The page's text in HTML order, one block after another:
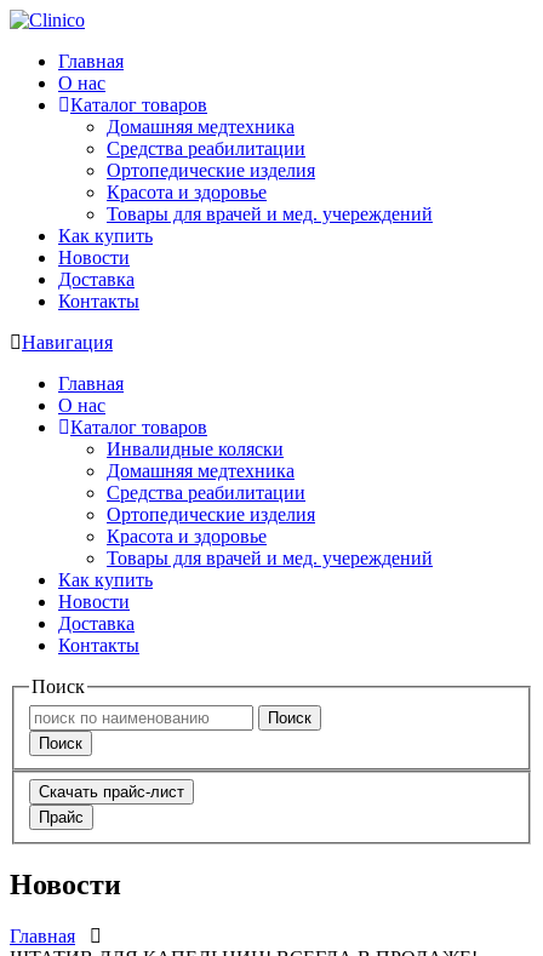
Главная
О нас
Каталог товаров
Домашняя медтехника
Средства реабилитации
Ортопедические изделия
Красота и здоровье
Товары для врачей и мед. учереждений
Как купить
Новости
Доставка
Контакты
Навигация
Главная
О нас
Каталог товаров
Инвалидные коляски
Домашняя медтехника
Средства реабилитации
Ортопедические изделия
Красота и здоровье
Товары для врачей и мед. учереждений
Как купить
Новости
Доставка
Контакты
Поиск
Поиск
Поиск
Скачать прайс-лист
Прайс
Новости
Главная